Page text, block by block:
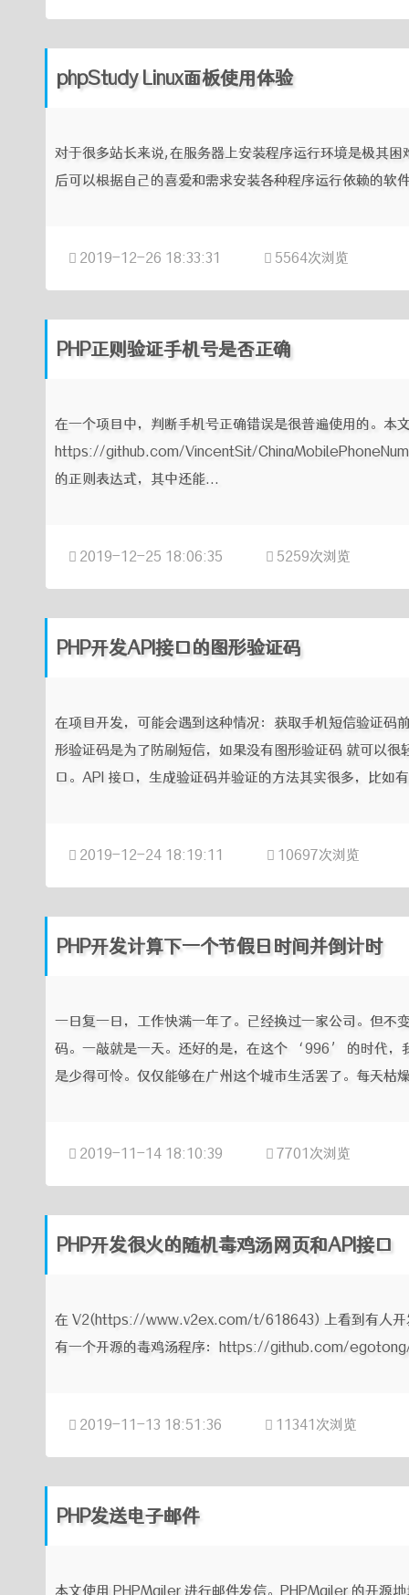
phpStudy Linux面板使用体验
对于很多站长来说,在服务器上安装程序运行环境是极其
后可以根据自己的喜爱和需求安装各种程序运行依赖的
2019-12-26 18:33:31 5564次浏览
PHP正则验证手机号是否正确
在一个项目中，判断手机号正确错误是很普遍使用的。本
https://github.com/VincentSit/
的正则表达式，其中还能...
2019-12-25 18:06:35 5259次浏览
PHP开发API接口的图形验证码
在项目开发，可能会遇到这种情况：获取手机短信验证码
形验证码是为了防刷短信，如果没有图形验证码 就可以
口。API 接口，生成验证码并验证的方法其实很多，比如
2019-12-24 18:19:11 10697次浏览
PHP开发计算下一个节假日时间并倒计时
一日复一日，工作快满一年了。已经换过一家公司。但不
码。一敲就是一天。还好的是，在这个 ‘996’ 的时代
是少得可怜。仅仅能够在广州这个城市生活罢了。每天枯
2019-11-14 18:10:39 7701次浏览
PHP开发很火的随机毒鸡汤网页和API接口
在 V2(https://www.v2ex.com/t/618643) 上看到有人开
有一个开源的毒鸡汤程序：https://github.com/
2019-11-13 18:51:36 11341次浏览
PHP发送电子邮件
本文使用 PHPMailer 进行邮件发信。PHPMailer 的开